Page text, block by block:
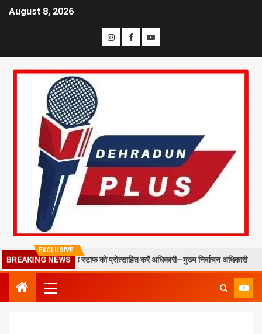
August 8, 2026
EXCLUSIVE
BREAKING NEWS
BLO और फील्ड स्टाफ को प्रोत्साहित करें अधिकारी—मुख्य निर्वाचन अधिकारी